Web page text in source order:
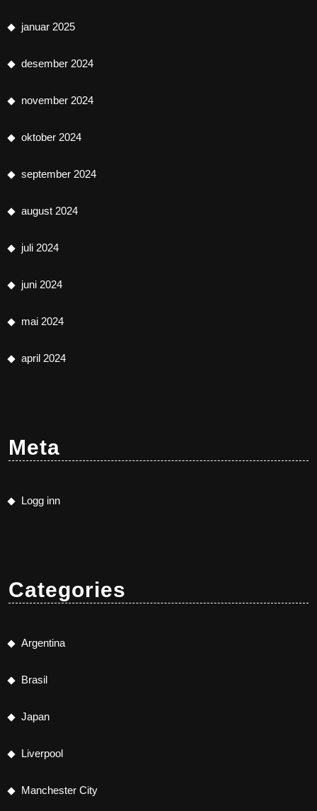
januar 2025
desember 2024
november 2024
oktober 2024
september 2024
august 2024
juli 2024
juni 2024
mai 2024
april 2024
Meta
Logg inn
Categories
Argentina
Brasil
Japan
Liverpool
Manchester City